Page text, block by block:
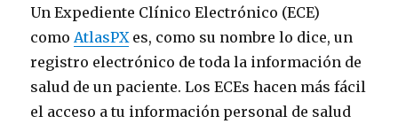
Un Expediente Clínico Electrónico (ECE)
como AtlasPX es, como su nombre lo dice, un
registro electrónico de toda la información de
salud de un paciente. Los ECEs hacen más fácil
el acceso a tu información personal de salud